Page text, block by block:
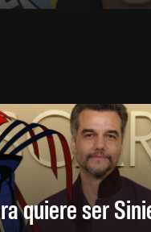
quiere ser